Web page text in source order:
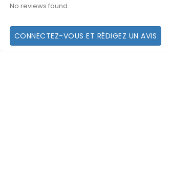
No reviews found.
CONNECTEZ-VOUS ET RÉDIGEZ UN AVIS